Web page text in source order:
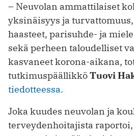
– Neuvolan ammattilaiset
yksinäisyys ja
haasteet, parisuhde- ja
sekä perheen taloudelliset
kasvaneet korona-aikana,
tutkimuspäällikköTuovi
tiedotteessa.
Joka kuudes neuvolan ja
terveydenhoitajista